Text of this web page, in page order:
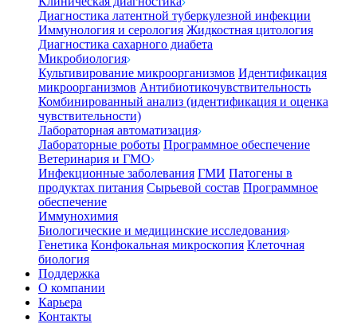
Диагностика латентной туберкулезной инфекции
Иммунология и серология Жидкостная цитология
Диагностика сахарного диабета
Микробиология
Культивирование микроорганизмов Идентификация
микроорганизмов Антибиотикочувствительность
Комбинированный анализ (идентификация и оценка
чувствительности)
Лабораторная автоматизация
Лабораторные роботы Программное обеспечение
Ветеринария и ГМО
Инфекционные заболевания ГМИ Патогены в
продуктах питания Сырьевой состав Программное
обеспечение
Иммунохимия
Биологические и медицинские исследования
Генетика Конфокальная микроскопия Клеточная
биология
Поддержка
О компании
Карьера
Контакты